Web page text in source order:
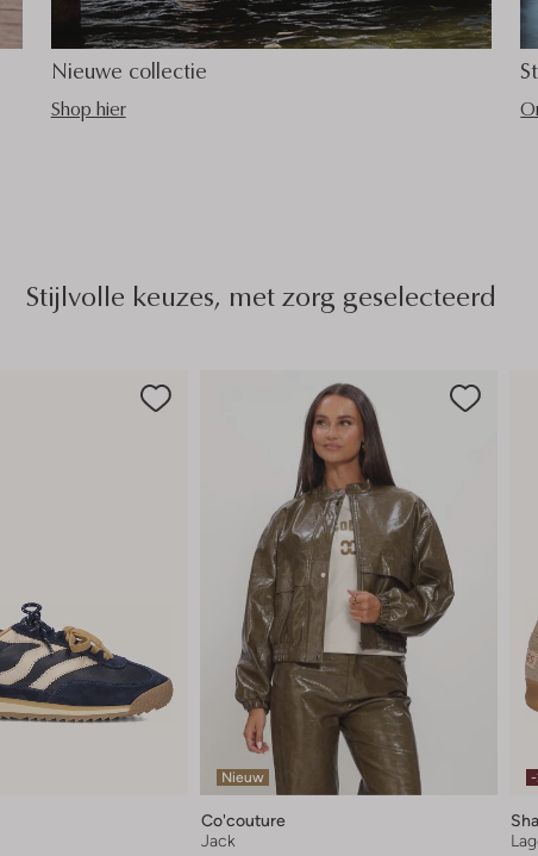
Nieuwe collectie
Shop hier
Stijlvolle keuzes, met zorg geselecteerd
Nieuw
Co'couture
Jack